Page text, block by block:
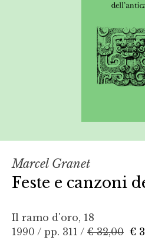
Marcel Granet
Feste e canzoni
Il ramo d'oro, 18
1990 / pp. 311 / € 32,00 €